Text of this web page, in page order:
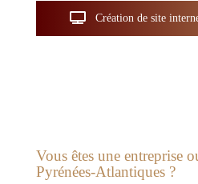
Création de site
Vous êtes une entreprise
Pyrénées-Atlantiques ?